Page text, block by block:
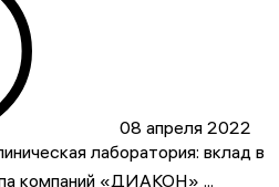
08 апреля 2022
лаборатория: вклад в
компаний «ДИАКОН» ...